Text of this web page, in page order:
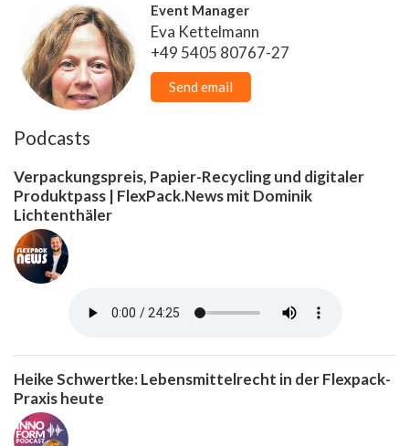
Event Manager
Eva Kettelmann
+49 5405 80767-27
Send email
Podcasts
Verpackungspreis, Papier-Recycling und digitaler
Produktpass | FlexPack.News mit Dominik
Lichtenthäler
Heike Schwertke: Lebensmittelrecht in der Flexpack-
Praxis heute